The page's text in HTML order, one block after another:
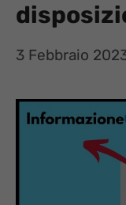
3 Febbraio